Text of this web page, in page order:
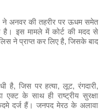
ने अनवर की तहरीर पर ऊधम समेत
है। इस मामले में कोर्ट की मदद से
ने प्राप्त कर लिए है, जिसके बाद
है, जिस पर हत्या, लूट, रंगदारी,
के साथ ही राष्ट्रीय सुरक्षा
दर्ज हैं। जनपद मेरठ के अलावा